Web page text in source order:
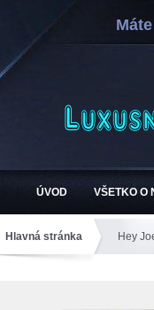
ÚVOD VŠETKO O
Hlavná stránka Hey